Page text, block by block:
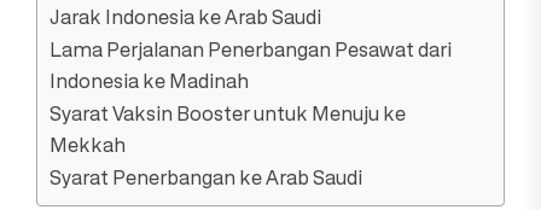
Jarak Indonesia ke Arab Saudi
Lama Perjalanan Penerbangan Pesawat dari
Indonesia ke Madinah
Syarat Vaksin Booster untuk Menuju ke
Mekkah
Syarat Penerbangan ke Arab Saudi